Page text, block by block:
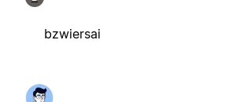
bzwiersai